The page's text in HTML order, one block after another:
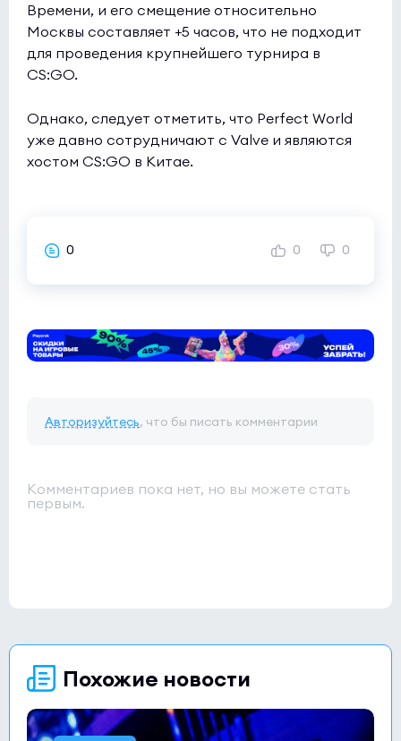
Времени, и его смещение относительно
Москвы составляет +5 часов, что не подходит
для проведения крупнейшего турнира в
CS:GO.
Однако, следует отметить, что Perfect World
уже давно сотрудничают с Valve и являются
хостом CS:GO в Китае.
0 0 0
Авторизуйтесь, что бы писать комментарии
Комментариев пока нет, но вы можете стать
первым.
Похожие новости